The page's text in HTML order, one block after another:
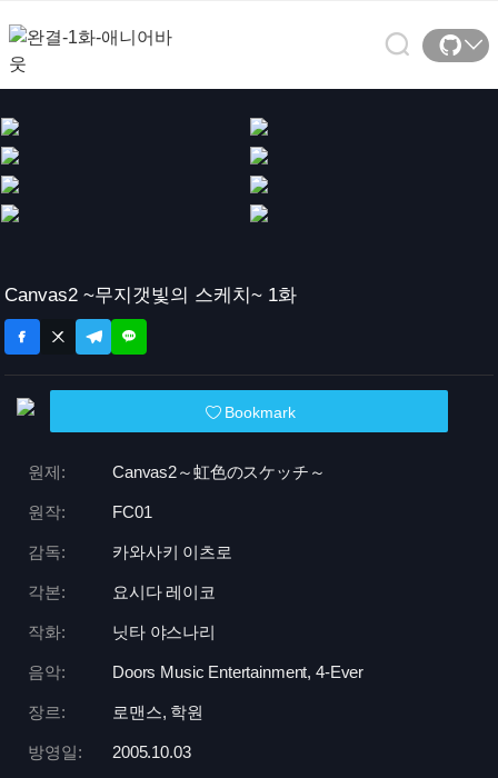
Canvas2 ~무지갯빛의 스케치~ 1화
Bookmark
원제: Canvas2～虹色のスケッチ～
원작: FC01
감독: 카와사키 이츠로
각본: 요시다 레이코
작화: 닛타 야스나리
음악: Doors Music Entertainment, 4-Ever
장르: 로맨스, 학원
방영일: 2005.10.03